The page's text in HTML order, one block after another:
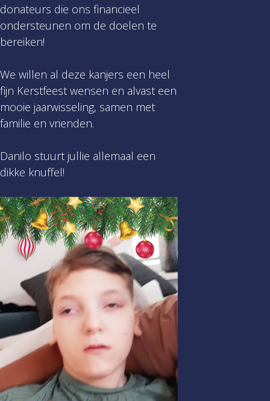
donateurs die ons financieel
ondersteunen om de doelen te
bereiken!
We willen al deze kanjers een heel
fijn Kerstfeest wensen en alvast een
mooie jaarwisseling, samen met
familie en vrienden.
Danilo stuurt jullie allemaal een
dikke knuffel!